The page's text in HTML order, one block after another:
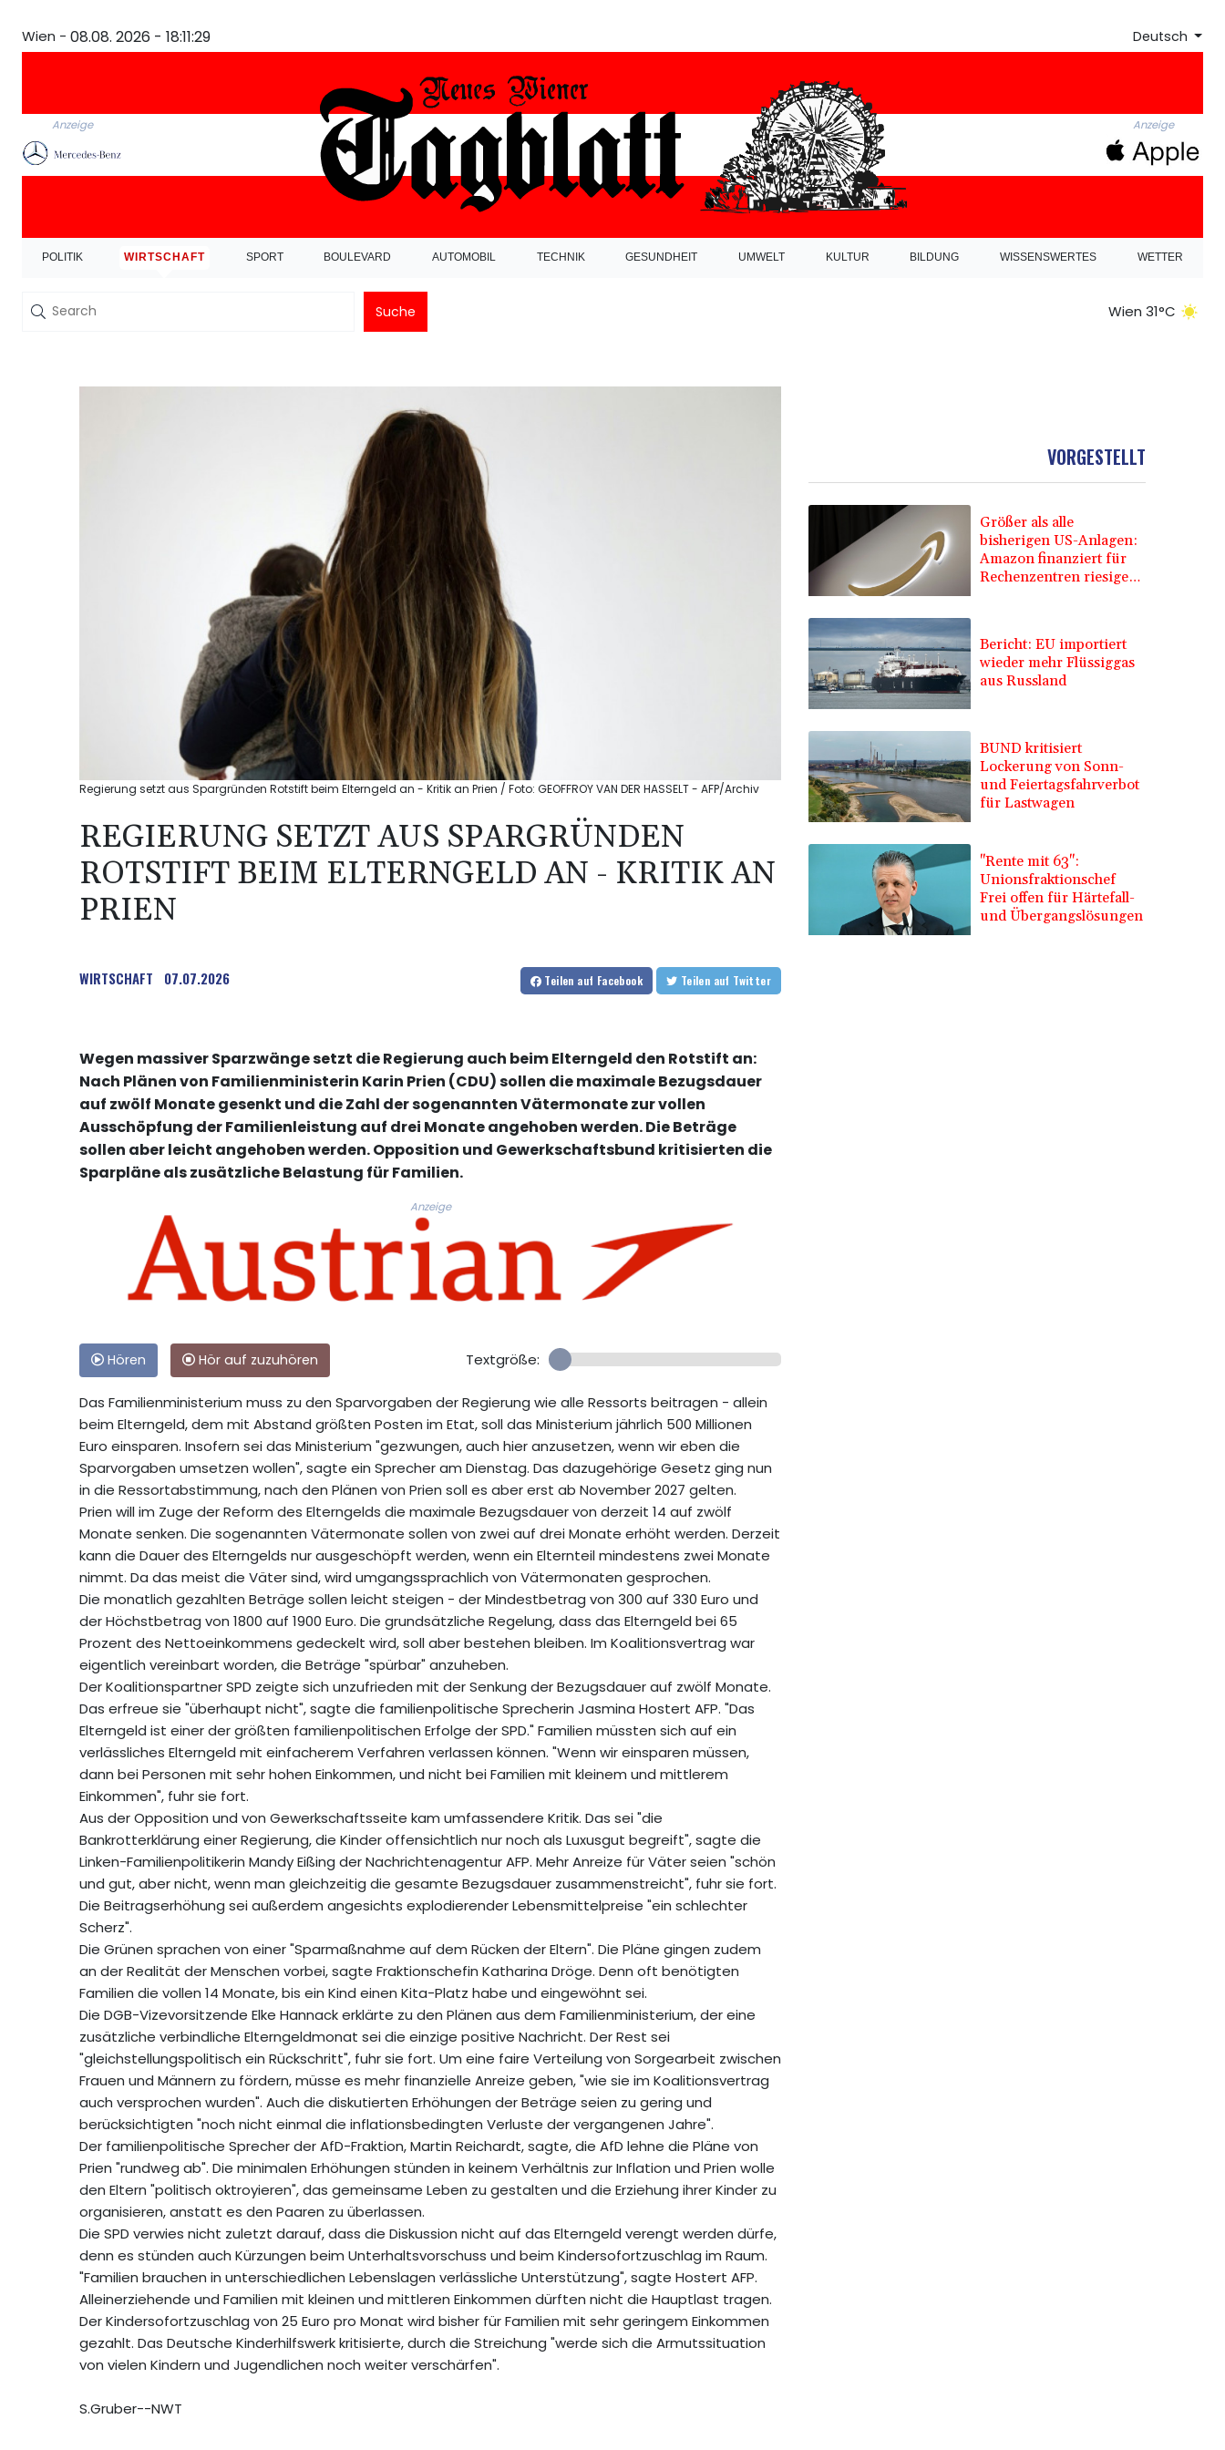
Wien - 08.08. 2026 - 18:11:30 Deutsch
Anzeige Anzeige
POLITIK WIRTSCHAFT SPORT BOULEVARD AUTOMOBIL TECHNIK GESUNDHEIT UMWELT KULTUR BILDUNG WISSENSWERTES WETTER
Suche Wien 31°C
Regierung setzt aus Spargründen Rotstift beim Elterngeld an - Kritik an Prien / Foto: GEOFFROY VAN DER HASSELT - AFP/Archiv
REGIERUNG SETZT AUS SPARGRÜNDEN
ROTSTIFT BEIM ELTERNGELD AN - KRITIK AN
PRIEN
WIRTSCHAFT 07.07.2026 Teilen auf Facebook Teilen auf Twitter
Wegen massiver Sparzwänge setzt die Regierung auch beim Elterngeld den Rotstift an:
Nach Plänen von Familienministerin Karin Prien (CDU) sollen die maximale Bezugsdauer
auf zwölf Monate gesenkt und die Zahl der sogenannten Vätermonate zur vollen
Ausschöpfung der Familienleistung auf drei Monate angehoben werden. Die Beträge
sollen aber leicht angehoben werden. Opposition und Gewerkschaftsbund kritisierten die
Sparpläne als zusätzliche Belastung für Familien.
Anzeige
Hören Hör auf zuzuhören Textgröße:
Das Familienministerium muss zu den Sparvorgaben der Regierung wie alle Ressorts beitragen - allein
beim Elterngeld, dem mit Abstand größten Posten im Etat, soll das Ministerium jährlich 500 Millionen
Euro einsparen. Insofern sei das Ministerium "gezwungen, auch hier anzusetzen, wenn wir eben die
Sparvorgaben umsetzen wollen", sagte ein Sprecher am Dienstag. Das dazugehörige Gesetz ging nun
in die Ressortabstimmung, nach den Plänen von Prien soll es aber erst ab November 2027 gelten.
Prien will im Zuge der Reform des Elterngelds die maximale Bezugsdauer von derzeit 14 auf zwölf
Monate senken. Die sogenannten Vätermonate sollen von zwei auf drei Monate erhöht werden. Derzeit
kann die Dauer des Elterngelds nur ausgeschöpft werden, wenn ein Elternteil mindestens zwei Monate
nimmt. Da das meist die Väter sind, wird umgangssprachlich von Vätermonaten gesprochen.
Die monatlich gezahlten Beträge sollen leicht steigen - der Mindestbetrag von 300 auf 330 Euro und
der Höchstbetrag von 1800 auf 1900 Euro. Die grundsätzliche Regelung, dass das Elterngeld bei 65
Prozent des Nettoeinkommens gedeckelt wird, soll aber bestehen bleiben. Im Koalitionsvertrag war
eigentlich vereinbart worden, die Beträge "spürbar" anzuheben.
Der Koalitionspartner SPD zeigte sich unzufrieden mit der Senkung der Bezugsdauer auf zwölf Monate.
Das erfreue sie "überhaupt nicht", sagte die familienpolitische Sprecherin Jasmina Hostert AFP. "Das
Elterngeld ist einer der größten familienpolitischen Erfolge der SPD." Familien müssten sich auf ein
verlässliches Elterngeld mit einfacherem Verfahren verlassen können. "Wenn wir einsparen müssen,
dann bei Personen mit sehr hohen Einkommen, und nicht bei Familien mit kleinem und mittlerem
Einkommen", fuhr sie fort.
Aus der Opposition und von Gewerkschaftsseite kam umfassendere Kritik. Das sei "die
Bankrotterklärung einer Regierung, die Kinder offensichtlich nur noch als Luxusgut begreift", sagte die
Linken-Familienpolitikerin Mandy Eißing der Nachrichtenagentur AFP. Mehr Anreize für Väter seien "schön
und gut, aber nicht, wenn man gleichzeitig die gesamte Bezugsdauer zusammenstreicht", fuhr sie fort.
Die Beitragserhöhung sei außerdem angesichts explodierender Lebensmittelpreise "ein schlechter
Scherz".
Die Grünen sprachen von einer "Sparmaßnahme auf dem Rücken der Eltern". Die Pläne gingen zudem
an der Realität der Menschen vorbei, sagte Fraktionschefin Katharina Dröge. Denn oft benötigten
Familien die vollen 14 Monate, bis ein Kind einen Kita-Platz habe und eingewöhnt sei.
Die DGB-Vizevorsitzende Elke Hannack erklärte zu den Plänen aus dem Familienministerium, der eine
zusätzliche verbindliche Elterngeldmonat sei die einzige positive Nachricht. Der Rest sei
"gleichstellungspolitisch ein Rückschritt", fuhr sie fort. Um eine faire Verteilung von Sorgearbeit zwischen
Frauen und Männern zu fördern, müsse es mehr finanzielle Anreize geben, "wie sie im Koalitionsvertrag
auch versprochen wurden". Auch die diskutierten Erhöhungen der Beträge seien zu gering und
berücksichtigten "noch nicht einmal die inflationsbedingten Verluste der vergangenen Jahre".
Der familienpolitische Sprecher der AfD-Fraktion, Martin Reichardt, sagte, die AfD lehne die Pläne von
Prien "rundweg ab". Die minimalen Erhöhungen stünden in keinem Verhältnis zur Inflation und Prien wolle
den Eltern "politisch oktroyieren", das gemeinsame Leben zu gestalten und die Erziehung ihrer Kinder zu
organisieren, anstatt es den Paaren zu überlassen.
Die SPD verwies nicht zuletzt darauf, dass die Diskussion nicht auf das Elterngeld verengt werden dürfe,
denn es stünden auch Kürzungen beim Unterhaltsvorschuss und beim Kindersofortzuschlag im Raum.
"Familien brauchen in unterschiedlichen Lebenslagen verlässliche Unterstützung", sagte Hostert AFP.
Alleinerziehende und Familien mit kleinen und mittleren Einkommen dürften nicht die Hauptlast tragen.
Der Kindersofortzuschlag von 25 Euro pro Monat wird bisher für Familien mit sehr geringem Einkommen
gezahlt. Das Deutsche Kinderhilfswerk kritisierte, durch die Streichung "werde sich die Armutssituation
von vielen Kindern und Jugendlichen noch weiter verschärfen".
S.Gruber--NWT
VORGESTELLT
Größer als alle
bisherigen US-Anlagen:
Amazon finanziert für
Rechenzentren riesiges
Bericht: EU importiert
wieder mehr Flüssiggas
aus Russland
BUND kritisiert
Lockerung von Sonn-
und Feiertagsfahrverbot
für Lastwagen
"Rente mit 63":
Unionsfraktionschef
Frei offen für Härtefall-
und Übergangslösungen